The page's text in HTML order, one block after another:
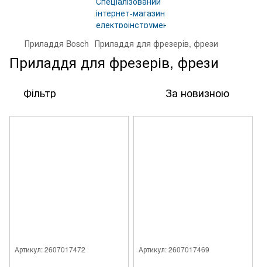
Приладдя Bosch Приладдя для фрезерів, фрези
Приладдя для фрезерів, фрези
Фільтр За новизною
Артикул: 2607017472 Артикул: 2607017469